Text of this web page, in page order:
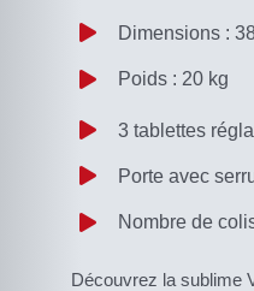
Dimensions :
Poids : 20 kg
3 tablettes
Porte avec
Nombre de
Découvrez la sublime